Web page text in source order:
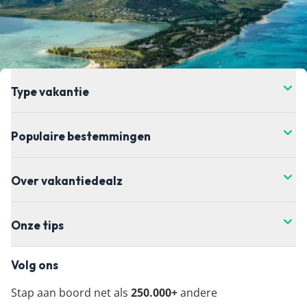
Type vakantie
Populaire bestemmingen
Over vakantiedealz
Onze tips
Volg ons
Stap aan boord net als 250.000+andere